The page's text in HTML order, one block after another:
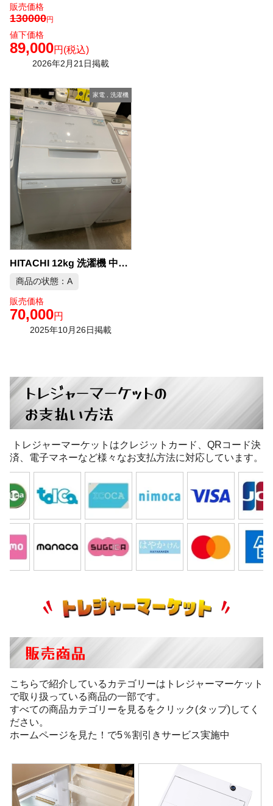
販売価格
130000円
値下価格
89,000円 (税込)
2026年2月21日掲載
家電, 洗濯機
HITACHI 12kg 洗濯機 中古品販売
商品の状態：A
販売価格
70,000円
2025年10月26日掲載
トレジャーマーケットの
お支払い方法
トレジャーマーケットはクレジットカード、QRコード決
済、電子マネーなど様々なお支払方法に対応しています。
販売商品
こちらで紹介しているカテゴリーはトレジャーマーケット
で取り扱っている商品の一部です。
すべての商品カテゴリーを見るをクリック(タップ)してく
ださい。
ホームページを見た！で5％割引きサービス実施中